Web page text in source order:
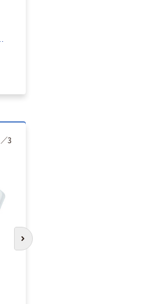
／3
次のスライドへ